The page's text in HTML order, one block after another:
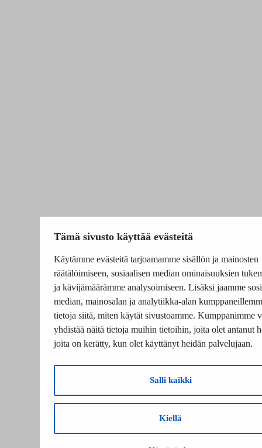
Tämä sivusto käyttää evästeitä
Käytämme evästeitä tarjoamamme sisällön ja mainosten
räätälöimiseen, sosiaalisen median ominaisuuksien
ja kävijämäärämme analysoimiseen. Lisäksi jaamme
median, mainosalan ja analytiikka-alan
tietoja siitä, miten käytät sivustoamme. Kumppanimme
yhdistää näitä tietoja muihin tietoihin, joita olet antanut
joita on kerätty, kun olet käyttänyt heidän palvelujaan.
Salli kaikki
Kiellä